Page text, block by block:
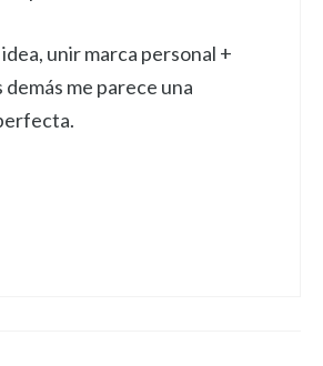
unir marca personal +
demás me parece una